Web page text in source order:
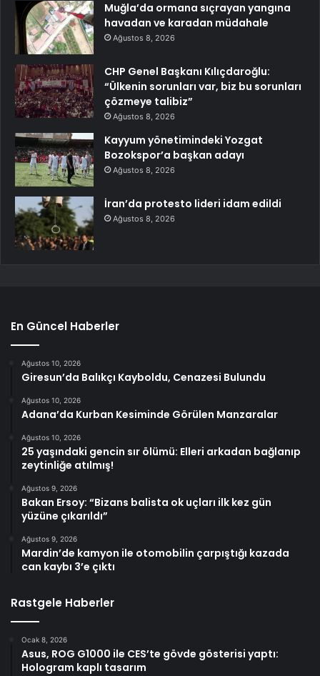
Muğla’da ormana sıçrayan yangına
havadan ve karadan müdahale
Ağustos 8, 2026
CHP Genel Başkanı Kılıçdaroğlu:
“Ülkenin sorunları var, biz bu sorunları
çözmeye talibiz”
Ağustos 8, 2026
Kayyum yönetimindeki Yozgat
Bozokspor’a başkan adayı
Ağustos 8, 2026
İran’da protesto lideri idam edildi
Ağustos 8, 2026
En Güncel Haberler
Ağustos 10, 2026
Giresun’da Balıkçı Kayboldu, Cenazesi Bulundu
Ağustos 10, 2026
Adana’da Kurban Kesiminde Görülen Manzaralar
Ağustos 10, 2026
25 yaşındaki gencin sır ölümü: Elleri arkadan bağlanıp
zeytinliğe atılmış!
Ağustos 9, 2026
Bakan Ersoy: “Bizans balista ok uçları ilk kez gün
yüzüne çıkarıldı”
Ağustos 9, 2026
Mardin’de kamyon ile otomobilin çarpıştığı kazada
can kaybı 3’e çıktı
Rastgele Haberler
Ocak 8, 2026
Asus, ROG G1000 ile CES’te gövde gösterisi yaptı:
Hologram kaplı tasarım